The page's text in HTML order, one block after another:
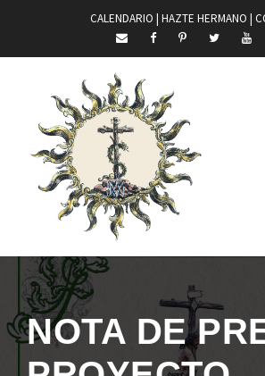
CALENDARIO | HAZTE HERMANO |
NOTA DE